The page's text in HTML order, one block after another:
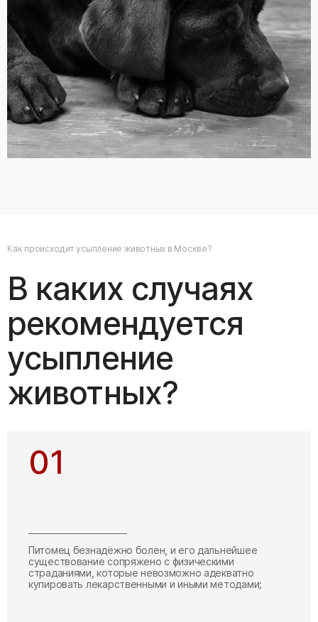
Как происходит усыпление животных в Москве?
В каких случаях
рекомендуется
усыпление
животных?
01
Питомец безнадёжно болен, и его дальнейшее
существование сопряжено с физическими
страданиями, которые невозможно адекватно
купировать лекарственными и иными методами;